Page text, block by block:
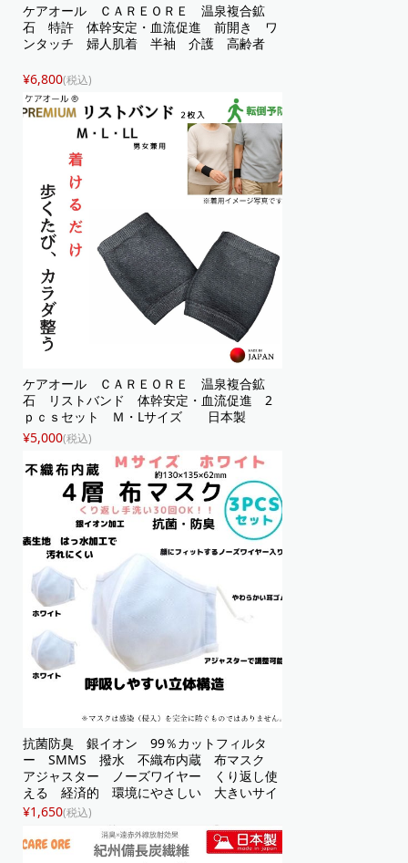
ケアオール ＣＡＲＥＯＲＥ 温泉複合鉱
石 特許 体幹安定・血流促進 前開き ワ
ンタッチ 婦人肌着 半袖 介護 高齢者
¥6,800(税込)
ケアオール ＣＡＲＥＯＲＥ 温泉複合鉱
石 リストバンド 体幹安定・血流促進 2
ｐｃｓセット Ｍ・Lサイズ 日本製
¥5,000(税込)
抗菌防臭 銀イオン 99％カットフィルタ
ー SMMS 撥水 不織布内蔵 布マスク
アジャスター ノーズワイヤー くり返し使
える 経済的 環境にやさしい 大きいサイ
ズ 立体マスク ホワイト 立体構造
¥1,650(税込)